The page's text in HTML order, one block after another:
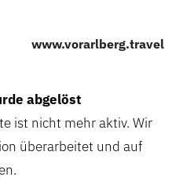
www.vorarlberg.travel
abgelöst
ist nicht mehr aktiv. Wir
überarbeitet und auf